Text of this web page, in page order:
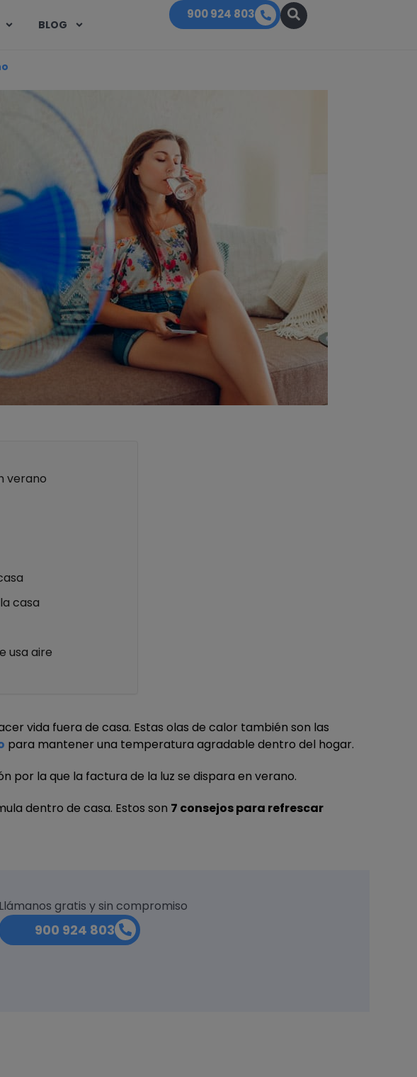
BLOG
900 924 803
verano
casa
usa aire
vida fuera de casa. Estas olas de calor también son las
para mantener una temperatura agradable dentro del hogar.
por la que la factura de la luz se dispara en verano.
dentro de casa. Estos son 7 consejos para refrescar
Llámanos gratis y sin compromiso
900 924 803